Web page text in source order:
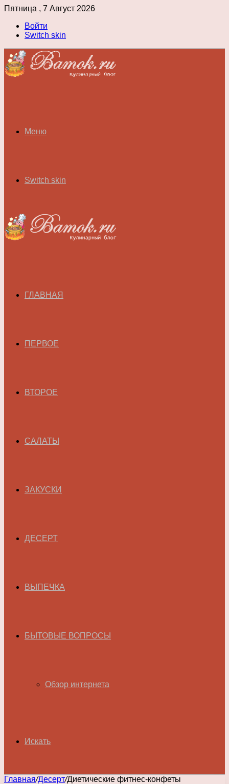
Пятница , 7 Август 2026
Войти
Switch skin
Меню
Switch skin
ГЛАВНАЯ
ПЕРВОЕ
ВТОРОЕ
САЛАТЫ
ЗАКУСКИ
ДЕСЕРТ
ВЫПЕЧКА
БЫТОВЫЕ ВОПРОСЫ
Обзор интернета
Искать
Главная/Десерт/Диетические фитнес-конфеты